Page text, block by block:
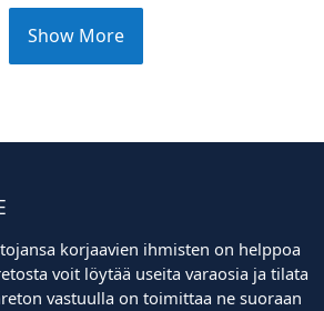
Show More
korjaavien ihmisten on helppoa
voit löytää useita varaosia ja tilata
vastuulla on toimittaa ne suoraan